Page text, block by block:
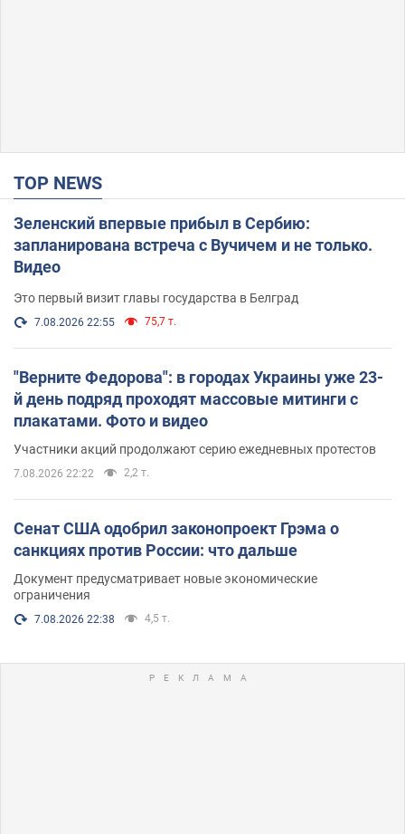
TOP NEWS
Зеленский впервые прибыл в Сербию:
запланирована встреча с Вучичем и не только.
Видео
Это первый визит главы государства в Белград
7.08.2026 22:55 75,7 т.
"Верните Федорова": в городах Украины уже 23-
й день подряд проходят массовые митинги с
плакатами. Фото и видео
Участники акций продолжают серию ежедневных протестов
7.08.2026 22:22 2,2 т.
Сенат США одобрил законопроект Грэма о
санкциях против России: что дальше
Документ предусматривает новые экономические
ограничения
7.08.2026 22:38 4,5 т.